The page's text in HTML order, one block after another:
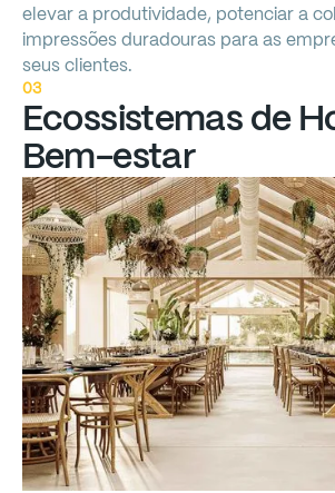
elevar a produtividade, potenciar a
impressões duradouras para as
seus clientes.
03
Ecossistemas de
Bem-estar